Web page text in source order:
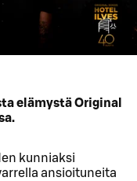
elämystä Original
kunniaksi
ansioituneita